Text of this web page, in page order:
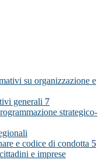
su organizzazione e
generali 7
strategico-
e codice di condotta 5
e imprese